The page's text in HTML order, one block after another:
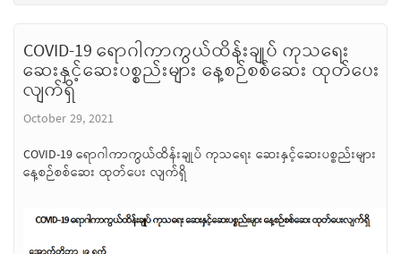
COVID-19 ရောဂါကာကွယ်ထိန်းချုပ် ကုသရေး
ဆေးနှင့်ဆေးပစ္စည်းများ နေ့စဉ်စစ်ဆေး ထုတ်ပေး
လျက်ရှိ
October 29, 2021
COVID-19 ရောဂါကာကွယ်ထိန်းချုပ် ကုသရေး ဆေးနှင့်ဆေးပစ္စည်းများ
နေ့စဉ်စစ်ဆေး ထုတ်ပေး လျက်ရှိ